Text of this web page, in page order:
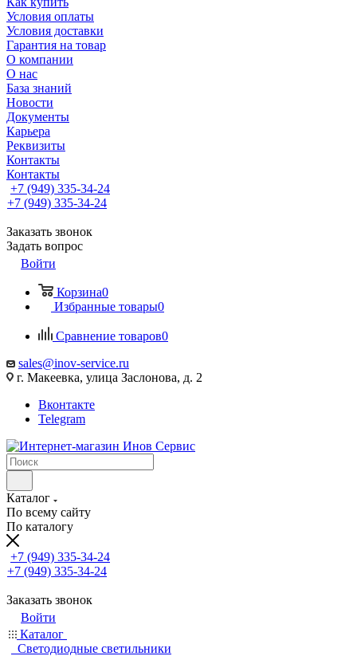
Условия оплаты
Условия доставки
Гарантия на товар
О компании
О нас
База знаний
Новости
Документы
Карьера
Реквизиты
Контакты
Контакты
+7 (949) 335-34-24
+7 (949) 335-34-24
Заказать звонок
Задать вопрос
Войти
Корзина0
Избранные товары0
Сравнение товаров0
sales@inov-service.ru
г. Макеевка, улица Заслонова, д. 2
Вконтакте
Telegram
Каталог
По всему сайту
По каталогу
+7 (949) 335-34-24
+7 (949) 335-34-24
Заказать звонок
Войти
Каталог
Светодиодные светильники